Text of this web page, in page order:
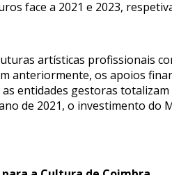
face a 2021 e 2023,
artísticas profissionais
anteriormente, os apoios
entidades gestoras
de 2021, o investimento